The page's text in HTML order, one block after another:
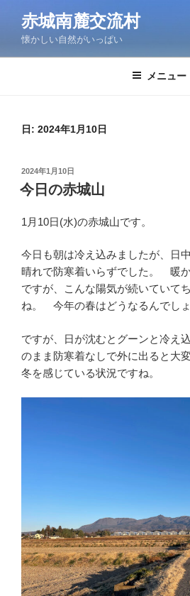
ン
赤城南麓交流村
懐かしい自然がいっぱい
メニュー
日: 2024年1月10日
投
稿
日:
2024年1月10日
今日の赤城山
1月10日(水)の赤城山です。
今日も朝は冷え込みましたが、日
晴れで防寒着いらずでした。 暖
ですが、こんな陽気が続いていて
ね。 今年の春はどうなるんでし
ですが、日が沈むとグーンと冷え
のまま防寒着なしで外に出ると大
冬を感じている状況ですね。